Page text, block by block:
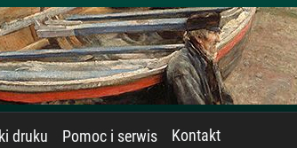
druku Pomoc i serwis Kontakt